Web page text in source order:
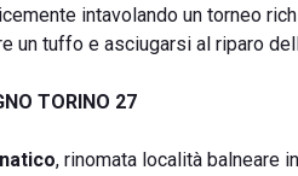
intavolando un torneo
un tuffo e asciugarsi al riparo
TORINO 27
, rinomata località balneare